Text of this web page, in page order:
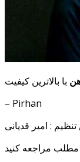
با بالاترین کیفیت
– Pirhan
تنظیم : امیر قدیانی